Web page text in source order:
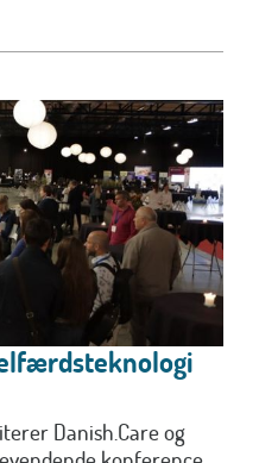
Danish.Care og